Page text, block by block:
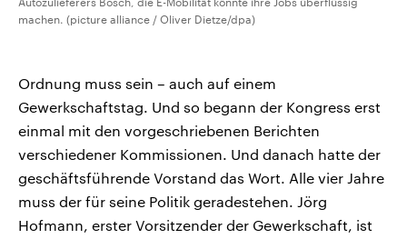
machen. (picture alliance / Oliver Dietze/dpa)
Ordnung muss sein – auch auf einem
Gewerkschaftstag. Und so begann der Kongress erst
einmal mit den vorgeschriebenen Berichten
verschiedener Kommissionen. Und danach hatte der
geschäftsführende Vorstand das Wort. Alle vier Jahre
muss der für seine Politik geradestehen. Jörg
Hofmann, erster Vorsitzender der Gewerkschaft, ist